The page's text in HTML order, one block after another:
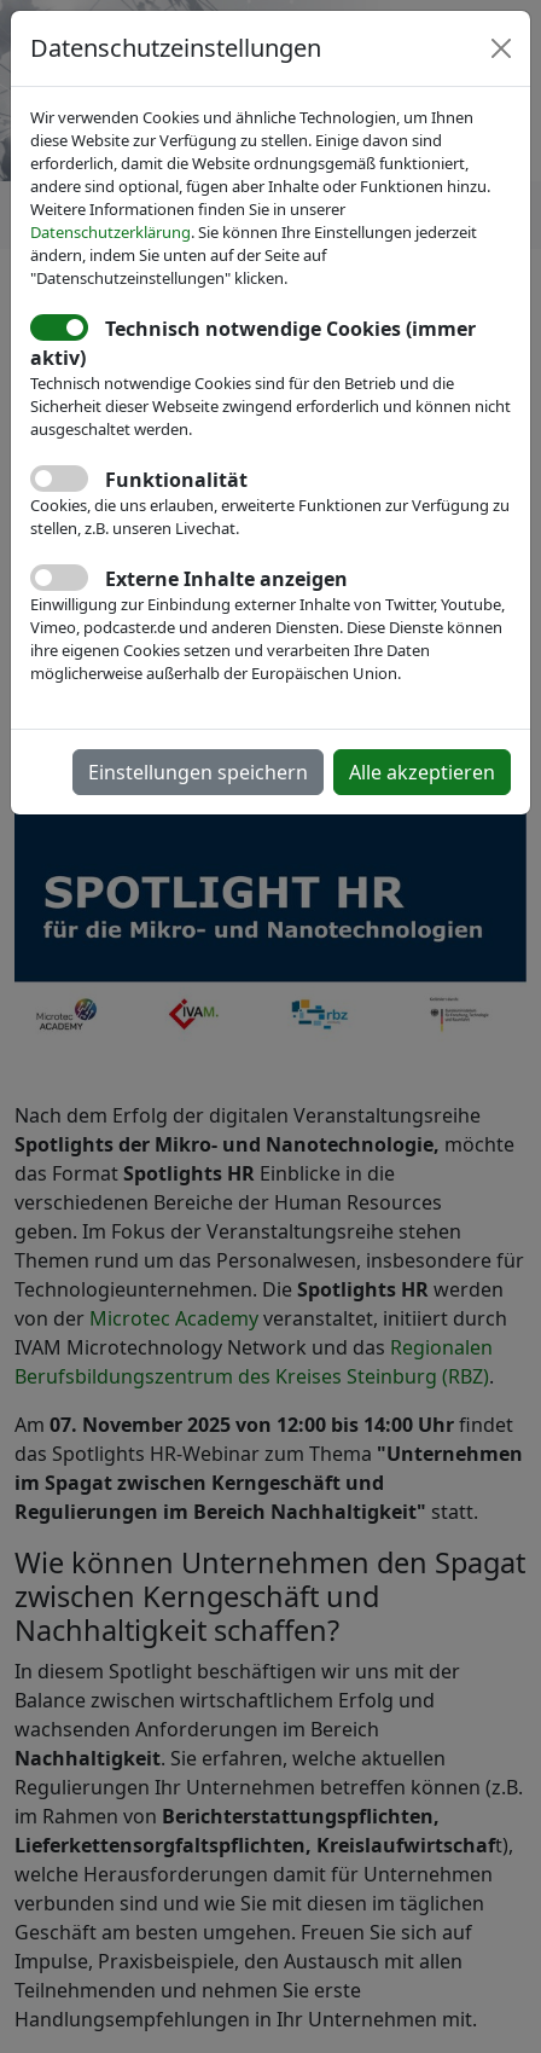
IVAM Fachverband für Mikrotechnik
Veranstaltungen
Spotlights HR
Teil 5: Unternehmen im Spagat zwischen
Kerngeschäft und Regulierungen im Bereich
Nachhaltigkeit
07.11.2025, 12:00 - 14:00
deutsch digital
Zoom-Meeting
Nach dem Erfolg der digitalen Veranstaltungsreihe
Spotlights der Mikro- und Nanotechnologie, möchte
das FormatSpotlights HR Einblicke in die
verschiedenen Bereiche der Human Resources
geben. Im Fokus der Veranstaltungsreihe stehen
Themen rund um das Personalwesen, insbesondere für
Technologieunternehmen. Die Spotlights HRwerden
von der Microtec Academyveranstaltet, initiiert durch
IVAM Microtechnology Network und das Regionalen
Berufsbildungszentrum des Kreises Steinburg (RBZ).
Am 07. November 2025 von 12:00 bis 14:00 Uhrfindet
das Spotlights HR-Webinar zum Thema "Unternehmen
im Spagat zwischen Kerngeschäft und
Regulierungen im Bereich Nachhaltigkeit" statt.
Wie können Unternehmen den Spagat
zwischen Kerngeschäft und
Nachhaltigkeit schaffen?
In diesem Spotlight beschäftigen wir uns mit der
Balance zwischen wirtschaftlichem Erfolg und
wachsenden Anforderungen im Bereich
Nachhaltigkeit. Sie erfahren, welche aktuellen
Regulierungen Ihr Unternehmen betreffen können (z.B.
im Rahmen von Berichterstattungspflichten,
Lieferkettensorgfaltspflichten, Kreislaufwirtschaft),
welche Herausforderungen damit für Unternehmen
verbunden sind und wie Sie mit diesen im täglichen
Geschäft am besten umgehen. Freuen Sie sich auf
Impulse, Praxisbeispiele, den Austausch mit allen
Teilnehmenden und nehmen Sie erste
Handlungsempfehlungen in Ihr Unternehmen mit.
Datenschutzeinstellungen
Wir verwenden Cookies und ähnliche Technologien, um Ihnen
diese Website zur Verfügung zu stellen. Einige davon sind
erforderlich, damit die Website ordnungsgemäß funktioniert,
andere sind optional, fügen aber Inhalte oder Funktionen hinzu.
Weitere Informationen finden Sie in unserer
Datenschutzerklärung. Sie können Ihre Einstellungen jederzeit
ändern, indem Sie unten auf der Seite auf
"Datenschutzeinstellungen" klicken.
Technisch notwendige Cookies (immer
aktiv)
Technisch notwendige Cookies sind für den Betrieb und die
Sicherheit dieser Webseite zwingend erforderlich und können nicht
ausgeschaltet werden.
Funktionalität
Cookies, die uns erlauben, erweiterte Funktionen zur Verfügung zu
stellen, z.B. unseren Livechat.
Externe Inhalte anzeigen
Einwilligung zur Einbindung externer Inhalte von Twitter, Youtube,
Vimeo, podcaster.de und anderen Diensten. Diese Dienste können
ihre eigenen Cookies setzen und verarbeiten Ihre Daten
möglicherweise außerhalb der Europäischen Union.
Einstellungen speichern Alle akzeptieren